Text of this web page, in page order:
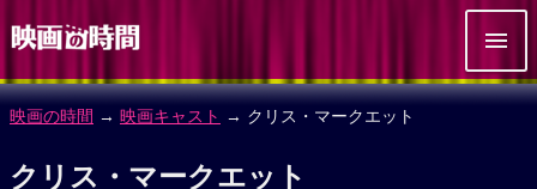
映画の時間 → 映画キャスト → クリス・マークエット
クリス・マークエット